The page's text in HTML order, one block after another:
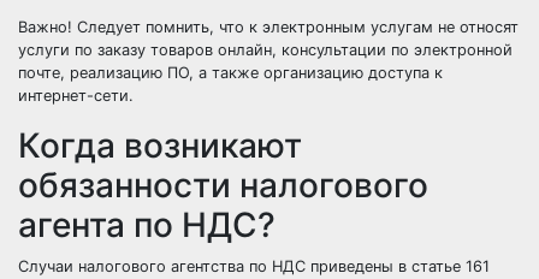
Важно! Следует помнить, что к электронным услугам не относят
услуги по заказу товаров онлайн, консультации по электронной
почте, реализацию ПО, а также организацию доступа к
интернет-сети.
Когда возникают
обязанности налогового
агента по НДС?
Случаи налогового агентства по НДС приведены в статье 161